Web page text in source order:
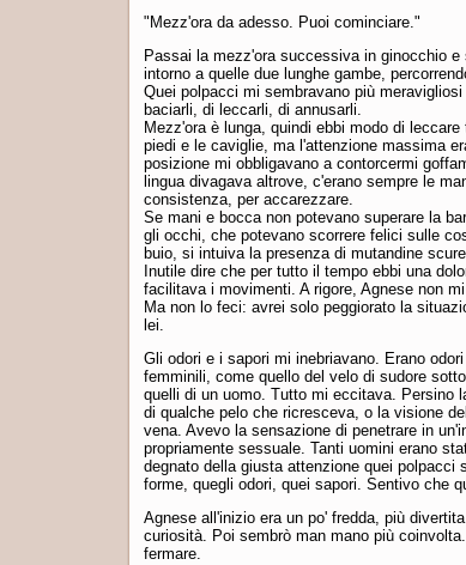
"Mezz'ora da adesso. Puoi cominciare."
Passai la mezz'ora successiva in ginocchio
intorno a quelle due lunghe gambe,
Quei polpacci mi sembravano più
baciarli, di leccarli, di annusarli.
Mezz'ora è lunga, quindi ebbi modo di
piedi e le caviglie, ma l'attenzione massima
posizione mi obbligavano a contorcermi
lingua divagava altrove, c'erano sempre le
consistenza, per accarezzare.
Se mani e bocca non potevano superare la
gli occhi, che potevano scorrere felici sulle
buio, si intuiva la presenza di mutandine
Inutile dire che per tutto il tempo ebbi una
facilitava i movimenti. A rigore, Agnese non
Ma non lo feci: avrei solo peggiorato la
lei.
Gli odori e i sapori mi inebriavano. Erano
femminili, come quello del velo di sudore
quelli di un uomo. Tutto mi eccitava. Persino
di qualche pelo che ricresceva, o la visione
vena. Avevo la sensazione di penetrare in
propriamente sessuale. Tanti uomini erano
degnato della giusta attenzione quei
forme, quegli odori, quei sapori. Sentivo che
Agnese all'inizio era un po' fredda, più
curiosità. Poi sembrò man mano più
fermare.